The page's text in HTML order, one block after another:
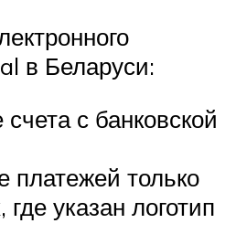
в Беларуси:
с банковской
платежей только
где указан логотип